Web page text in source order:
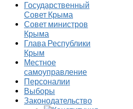
Государственный
Совет Крыма
Совет министров
Крыма
Глава Республики
Крым
Местное
самоуправление
Персоналии
Выборы
Законодательство